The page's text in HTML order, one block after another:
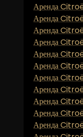
Аренда
Аренда
Аренда
Аренда
Аренда
Аренда
Аренда
Аренда
Аренда
Аренда
Аренда